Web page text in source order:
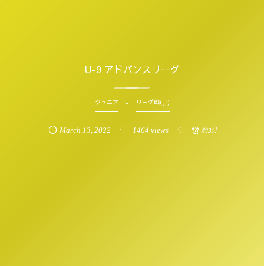
U-9 アドバンスリーグ
ジュニア リーグ戦(Jr)
March 13 2022 1464 views 約3分